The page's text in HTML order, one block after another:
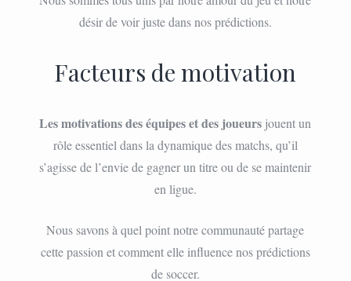
désir de voir juste dans nos prédictions.
Facteurs de motivation
Les motivations des équipes et des joueurs jouent un
rôle essentiel dans la dynamique des matchs, qu’il
s’agisse de l’envie de gagner un titre ou de se maintenir
en ligue.
Nous savons à quel point notre communauté partage
cette passion et comment elle influence nos prédictions
de soccer.